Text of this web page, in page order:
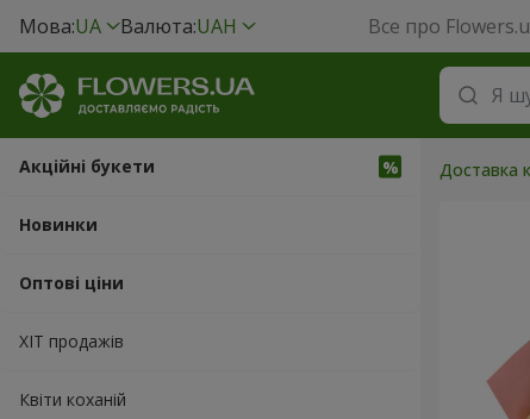
Мова:UA Валюта:UAH Все про
Акційні букети
Новинки
Оптові ціни
ХІТ продажів
Квіти коханій
Доставка